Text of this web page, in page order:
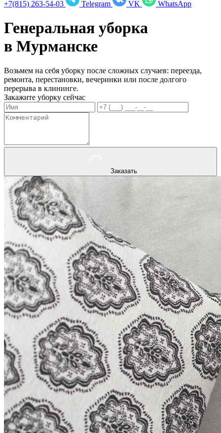
+7(815) 263-54-03 Telegram VK WhatsApp
Генеральная уборка
в Мурманске
Возьмем на себя уборку после сложных случаев: переезда,
ремонта, перестановки, вечеринки или после долгого
перерыва в клининге.
Закажите уборку сейчас
Заказать